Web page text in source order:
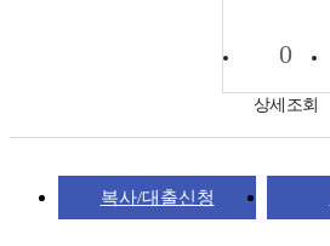
0
상세조회
복사/대출신청